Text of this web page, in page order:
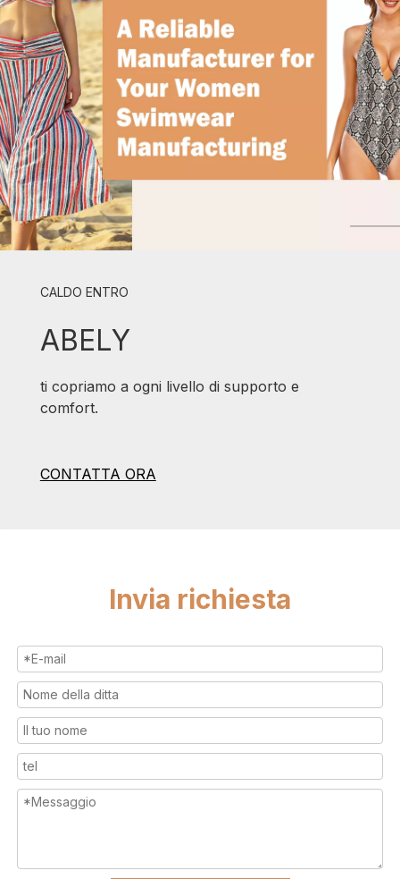
CALDO ENTRO
ABELY
ti copriamo a ogni livello di supporto e
comfort.
CONTATTA ORA
Invia richiesta